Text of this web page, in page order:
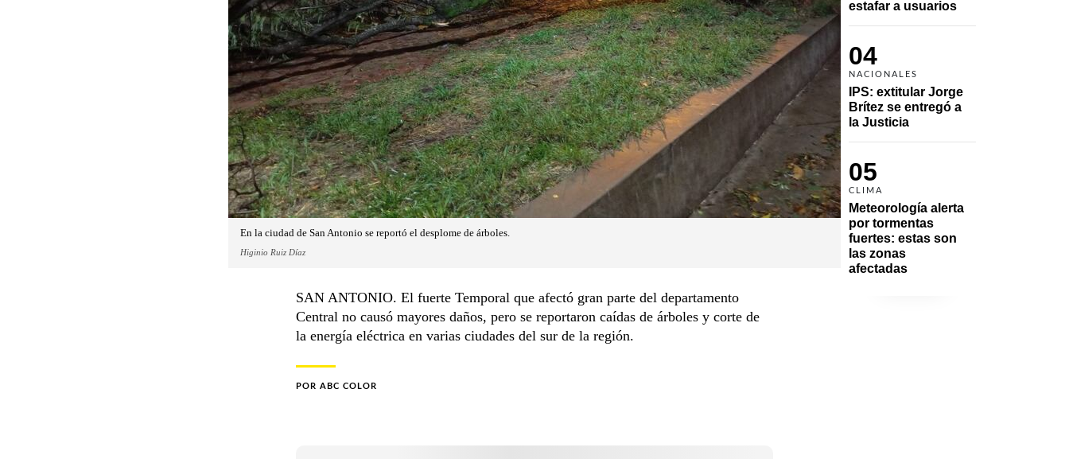
estafar a usuarios
04
NACIONALES
IPS: extitular Jorge
Brítez se entregó a
la Justicia
05
CLIMA
Meteorología alerta
por tormentas
fuertes: estas son
las zonas
afectadas
En la ciudad de San Antonio se reportó el desplome de árboles.
Higinio Ruiz Díaz
SAN ANTONIO. El fuerte Temporal que afectó gran parte del departamento
Central no causó mayores daños, pero se reportaron caídas de árboles y corte de
la energía eléctrica en varias ciudades del sur de la región.
POR ABC COLOR